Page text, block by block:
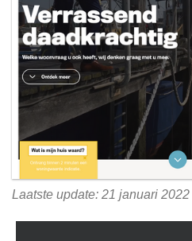
Laatste update: 21 januari 2022